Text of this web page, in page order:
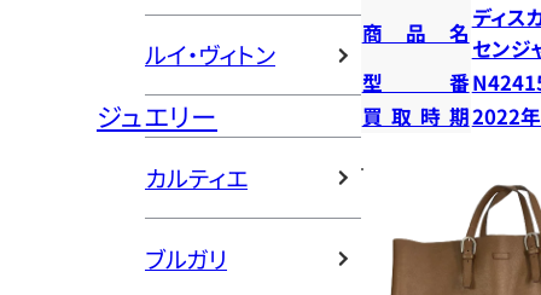
ルイ・ヴィトン
ジュエリー
カルティエ
ブルガリ
商品名
ディス
センジ
型番
買取時期2022